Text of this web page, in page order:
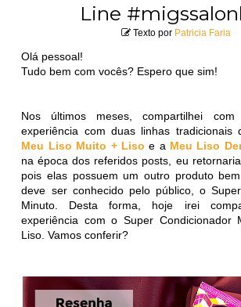
Line
Texto por Patricia Faria
Olá pessoal!
Tudo bem com vocês? Espero que sim!
Nos últimos meses, compartilhei
experiência com duas linhas
Meu Liso Muito + Liso e a Meu Liso
na época dos referidos posts, eu
pois elas possuem um outro produto
deve ser conhecido pelo público, o
Minuto. Desta forma, hoje irei
experiência com o Super Condicionador
Liso. Vamos conferir?